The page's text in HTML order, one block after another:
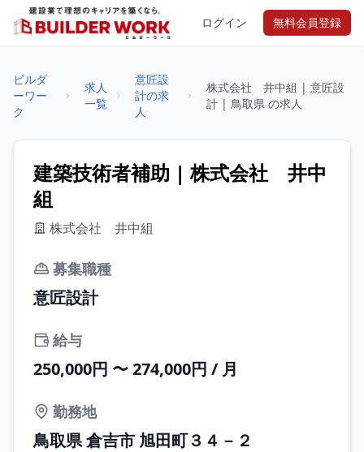
ログイン 無料会員登録
ビルダ
ーワー
ク
求人
一覧
意匠設
計の求
人
株式会社 井中組 | 意匠設
計 | 鳥取県 の求人
建築技術者補助 | 株式会社 井中
組
株式会社 井中組
募集職種
意匠設計
給与
250,000円 〜 274,000円 / 月
勤務地
鳥取県 倉吉市 旭田町３４－２